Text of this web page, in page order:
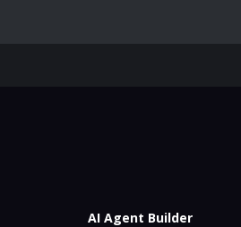
AI Agent Builder